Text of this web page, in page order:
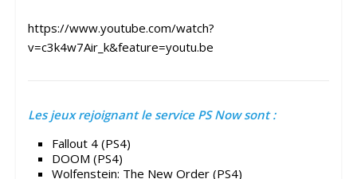
https://www.youtube.com/watch?
v=c3k4w7Air_k&feature=youtu.be
Les jeux rejoignant le service PS Now sont :
Fallout 4 (PS4)
DOOM (PS4)
Wolfenstein: The New Order (PS4)